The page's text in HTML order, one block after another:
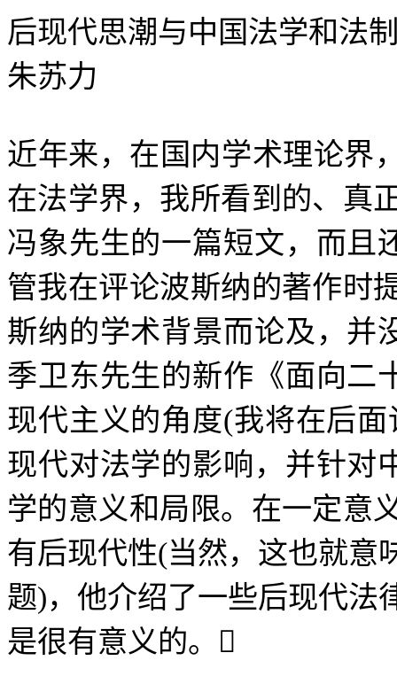
后现代思潮与中国法学和法
朱苏力
近年来，在国内学术理论界
在法学界，我所看到的、真
冯象先生的一篇短文，而且
管我在评论波斯纳的著作时
斯纳的学术背景而论及，并
季卫东先生的新作《面向二
现代主义的角度(我将在后
现代对法学的影响，并针对
学的意义和局限。在一定意
有后现代性(当然，这也就意
题)，他介绍了一些后现代法
是很有意义的。 